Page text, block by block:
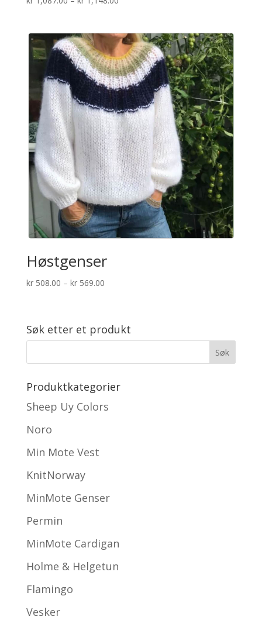
kr 1,148.00
Høstgenser
kr508.00 – kr569.00Prisområde:
kr 569.00
Søk etter et produkt
Produktkategorier
Sheep Uy Colors
Noro
Min Mote Vest
KnitNorway
MinMote Genser
Permin
MinMote Cardigan
Holme & Helgetun
Flamingo
Vesker